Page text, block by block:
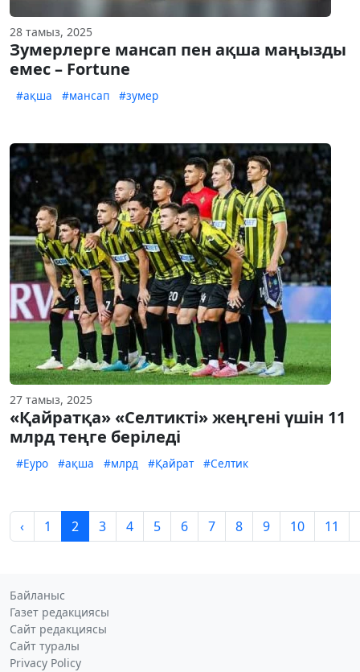
28 тамыз, 2025
Зумерлерге мансап пен ақша маңызды
емес – Fortune
#ақша #мансап #зумер
27 тамыз, 2025
«Қайратқа» «Селтикті» жеңгені үшін 11
млрд теңге беріледі
#Еуро #ақша #млрд #Қайрат #Селтик
‹ 1 2 3 4 5 6 7 8 9 10 11
Байланыс
Газет редакциясы
Сайт редакциясы
Сайт туралы
Privacy Policy